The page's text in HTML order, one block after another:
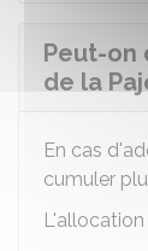
Peut-on
de la
En cas
cumuler